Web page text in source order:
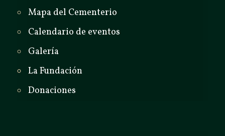
Mapa del Cementerio
Calendario de eventos
Galería
La Fundación
Donaciones